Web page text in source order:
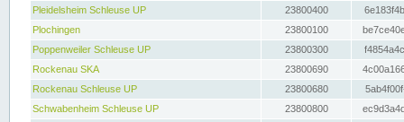
Pleidelsheim Schleuse UP
23800400
Plochingen
23800100
Poppenweiler Schleuse UP
23800300
Rockenau SKA
23800690
Rockenau Schleuse UP
23800680
Schwabenheim Schleuse UP
23800800